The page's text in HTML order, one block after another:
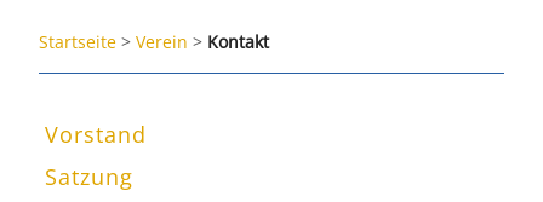
Startseite > Verein > Kontakt
Vorstand
Satzung